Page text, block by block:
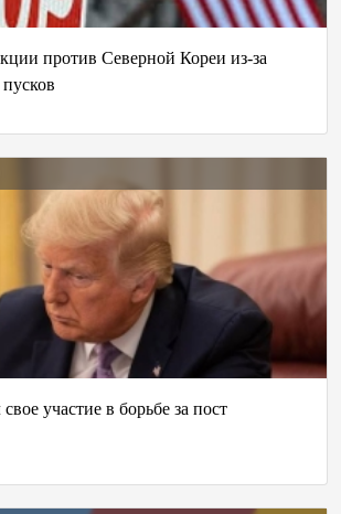
против Северной Кореи из-за
участие в борьбе за пост